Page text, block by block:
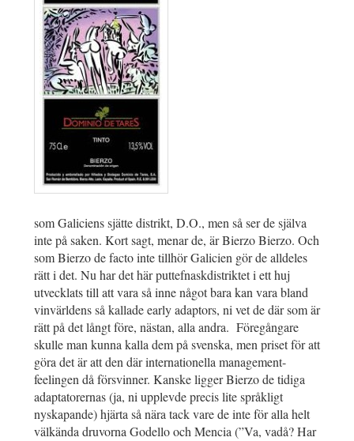
som Galiciens sjätte distrikt, D.O., men så ser de själva
inte på saken. Kort sagt, menar de, är Bierzo Bierzo. Och
som Bierzo de facto inte tillhör Galicien gör de alldeles
rätt i det. Nu har det här puttefnaskdistriktet i ett huj
utvecklats till att vara så inne något bara kan vara bland
vinvärldens så kallade early adaptors, ni vet de där som är
rätt på det långt före, nästan, alla andra. Föregångare
skulle man kunna kalla dem på svenska, men priset för att
göra det är att den där internationella management-
feelingen då försvinner. Kanske ligger Bierzo de tidiga
adaptatorernas (ja, ni upplevde precis lite språkligt
nyskapande) hjärta så nära tack vare de inte för alla helt
välkända druvorna Godello och Mencia (”Va, vadå? Har